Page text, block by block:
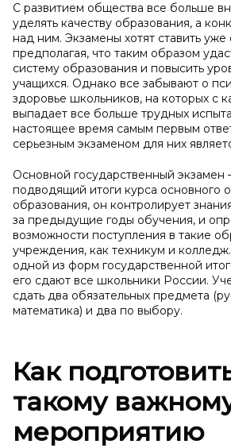
С развитием общества все больше
уделять качеству образования, а
над ним. Экзамены хотят ставить уже
предполагая, что таким образом
систему образования и повысить
учащихся. Однако все забывают о
здоровье школьников, на которых с
выпадает все больше трудных
настоящее время самым первым
серьезным экзаменом для них
Основной государственный экзамен
подводящий итоги курса основного
образования, он контролирует
за предыдущие годы обучения, и
возможности поступления в такие
учреждения, как техникум и
одной из форм государственной
его сдают все школьники России.
сдать два обязательных предмета
математика) и два по выбору.
Как
такому
мероприятию